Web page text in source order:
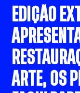
EDIÇÃO
ARTE, OS